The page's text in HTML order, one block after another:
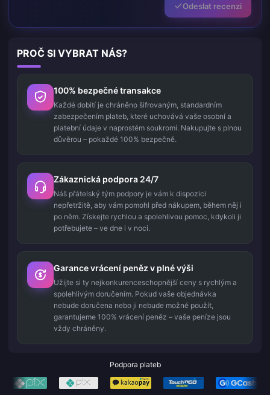
Odeslat recenzi
PROČ SI VYBRAT NÁS?
100% bezpečné transakce
Každé dobití je chráněno šifrovaným, standardním
zabezpečením plateb, které uchovává vaše osobní a
platební údaje v naprostém soukromí. Nakupujte s plnou
důvěrou – pokaždé 100% bezpečně.
Zákaznická podpora 24/7
Náš přátelský tým podpory je vám k dispozici
nepřetržitě, aby vám pomohl před nákupem, během něj i
po něm. Získejte rychlou a spolehlivou pomoc, kdykoli ji
potřebujete – ve dne i v noci.
Garance vrácení peněz v plné výši
Užijte si ty nejkonkurenceschopnější ceny s rychlým a
spolehlivým doručením. Pokud vaše objednávka
nebude doručena nebo ji nebude možné použít,
garantujeme 100% vrácení peněz – vaše peníze jsou
vždy chráněny.
Podpora plateb